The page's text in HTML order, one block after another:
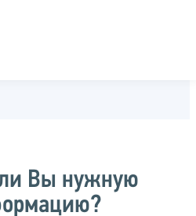
Вы нужную